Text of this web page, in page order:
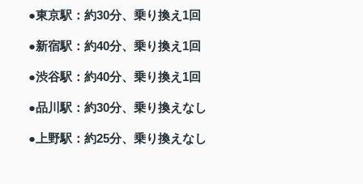
●東京駅：約30分、乗り換え1回
●新宿駅：約40分、乗り換え1回
●渋谷駅：約40分、乗り換え1回
●品川駅：約30分、乗り換えなし
●上野駅：約25分、乗り換えなし